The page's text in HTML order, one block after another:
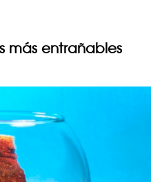
más entrañables